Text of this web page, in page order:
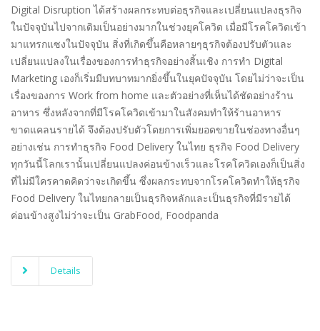
Digital Disruption ได้สร้างผลกระทบต่อธุรกิจและเปลี่ยนแปลงธุรกิจ
ในปัจจุบันไปจากเดิมเป็นอย่างมากในช่วงยุคโควิด เมื่อมีโรคโควิดเข้า
มาแทรกแซงในปัจจุบัน สิ่งที่เกิดขึ้นคือหลายๆธุรกิจต้องปรับตัวและ
เปลี่ยนแปลงในเรื่องของการทำธุรกิจอย่างสิ้นเชิง การทำ Digital
Marketing เองก็เริ่มมีบทบาทมากยิ่งขึ้นในยุคปัจจุบัน โดยไม่ว่าจะเป็น
เรื่องของการ Work from home และตัวอย่างที่เห็นได้ชัดอย่างร้าน
อาหาร ซึ่งหลังจากที่มีโรคโควิดเข้ามาในสังคมทำให้ร้านอาหาร
ขาดแคลนรายได้ จึงต้องปรับตัวโดยการเพิ่มยอดขายในช่องทางอื่นๆ
อย่างเช่น การทำธุรกิจ Food Delivery ในไทย ธุรกิจ Food Delivery
ทุกวันนี้โลกเรานั้นเปลี่ยนแปลงค่อนข้างเร็วและโรคโควิดเองก็เป็นสิ่ง
ที่ไม่มีใครคาดคิดว่าจะเกิดขึ้น ซึ่งผลกระทบจากโรคโควิดทำให้ธุรกิจ
Food Delivery ในไทยกลายเป็นธุรกิจหลักและเป็นธุรกิจที่มีรายได้
ค่อนข้างสูงไม่ว่าจะเป็น GrabFood, Foodpanda
Details